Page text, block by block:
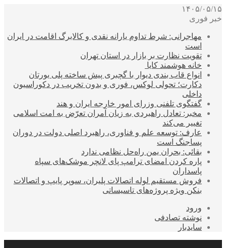
۱۴۰۵/۰۵/۱۵
خبر فوری
مهاجرانی: شرط تداوم یارانه نقدی و کالابرگ اقامت در ایران
است
تقویت نظارت بر بازار در استان تهران
خانه هوشمند کایا
انواع قاب بندی دیوار با گچبری پیش ساخته پلی یورتان
دکارت؛ تحولی لوکس، فوری و بدون تخریب در دکوراسیون
داخلی
گفتگوی تلفنی وزرای امور خارجه ایران و هند
مخبر: تعادل راهبردی به زیان آمران تعرّض به امت اسلامی
تغییر می‌کند
عارف: توسعه علم و فناوری، راهبرد اصلی دولت در دوران
پساجنگ است
بقائی: بحران یمن راه‌حل نظامی ندارد
پاره کردن امضای ترامپ پای لانچر موشک‌های سپاه
پاسداران
فروش مستقیم لوله اتصالات پلیران، سوپر پایپ و اتصالات
بنکن ویژه پروژه‌های تاسیساتی
ورود
نوشته تصادفی
سایدبار